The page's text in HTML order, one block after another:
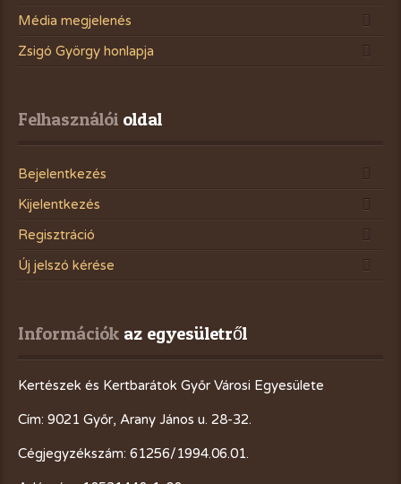
Média megjelenés
Zsigó György honlapja
Felhasználói oldal
Bejelentkezés
Kijelentkezés
Regisztráció
Új jelszó kérése
Információk az egyesületről
Kertészek és Kertbarátok Győr Városi Egyesülete
Cím: 9021 Győr, Arany János u. 28-32.
Cégjegyzékszám: 61256/1994.06.01.